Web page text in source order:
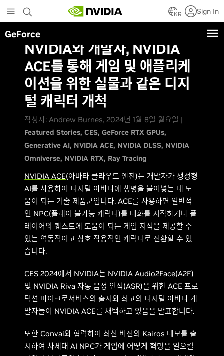
to
main
content
KR Sign In
GeForce
NVIDIA와 개발자, NVIDIA
ACE를 통해 게임 및 애플리케
이션을 위한 실물과 같은 디지
털 캐릭터 개척
작성자: Andrew Burnes, 2024년 1월 8일 월요일 |
Featured Stories CES GeForce RTX GPUs
Generative AI NVIDIA ACE NVIDIA DLSS NVIDIA
Omniverse NVIDIA RTX Ray Tracing
NVIDIA ACE(아바타 클라우드 엔진)는 개발자가 생성형
AI를 사용하여 디지털 아바타에 생명을 불어넣는 데 도
움이 되는 기술 제품군입니다. ACE를 사용하면 일반적
인 NPC(플레이 불가능 캐릭터)를 대화를 시작하거나 플
레이어의 퀘스트에 도움이 되는 게임 지식을 제공할 수
있는 역동적이고 상호 작용적인 캐릭터로 전환할 수 있
습니다.
CES 2024에서 NVIDIA는 NVIDIA Audio2Face(A2F)
및 NVIDIA Riva 자동 음성 인식(ASR)을 위한 ACE 프로
덕션 마이크로서비스의 출시와 최고의 디지털 아바타 개
발자들이 NVIDIA ACE를 채택하고 있음을 발표합니다.
또한 Convai와 협력하여 최신 버전의 Kairos 데모를 출
시하여 차세대 AI NPC가 게임에 어떻게 혁명을 일으킬